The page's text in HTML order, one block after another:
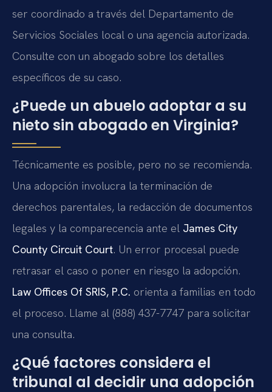
ser coordinado a través del Departamento de
Servicios Sociales local o una agencia autorizada.
Consulte con un abogado sobre los detalles
específicos de su caso.
¿Puede un abuelo adoptar a su
nieto sin abogado en Virginia?
Técnicamente es posible, pero no se recomienda.
Una adopción involucra la terminación de
derechos parentales, la redacción de documentos
legales y la comparecencia ante el James City
County Circuit Court. Un error procesal puede
retrasar el caso o poner en riesgo la adopción.
Law Offices Of SRIS, P.C. orienta a familias en todo
el proceso. Llame al (888) 437-7747 para solicitar
una consulta.
¿Qué factores considera el
tribunal al decidir una adopción